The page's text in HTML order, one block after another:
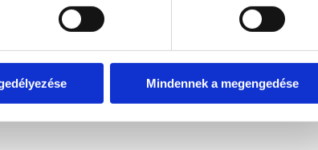
Mindennek a megengedése